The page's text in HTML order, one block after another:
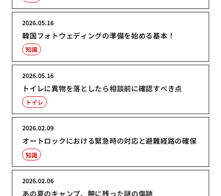
韓国フォトウェディングの準備を始める基本！
2026.05.16
知識
トイレに異物を落としたら相談前に確認すべき点
2026.05.16
トイレ
オートロックにおける緊急時の対応と避難経路の確保
2026.02.09
知識
あの夏のキャンプ、腕に残った謎の傷跡
2026.02.06